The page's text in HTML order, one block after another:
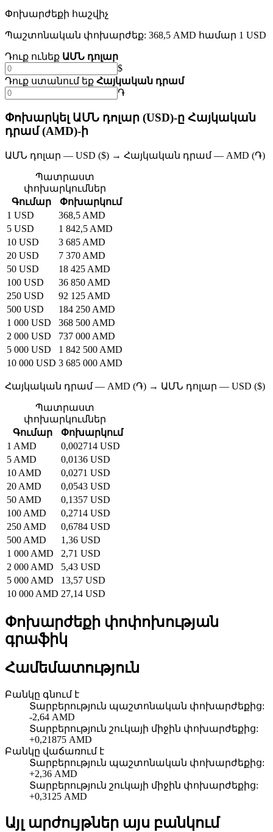
Փոխարժեքի հաշվիչ
Պաշտոնական փոխարժեք: 368,5 AMD համար 1 USD
Դուք ունեք ԱՄՆ դոլար
$
Դուք ստանում եք Հայկական դրամ
֏
Փոխարկել ԱՄՆ դոլար (USD)-ը Հայկական
դրամ (AMD)-ի
ԱՄՆ դոլար — USD ($) → Հայկական դրամ — AMD (֏)
Պատրաստ
փոխարկումներ
Գումար
Փոխարկում
1 USD
368,5 AMD
5 USD
1 842,5 AMD
10 USD
3 685 AMD
20 USD
7 370 AMD
50 USD
18 425 AMD
100 USD
36 850 AMD
250 USD
92 125 AMD
500 USD
184 250 AMD
1 000 USD
368 500 AMD
2 000 USD
737 000 AMD
5 000 USD
1 842 500 AMD
10 000 USD 3 685 000 AMD
Հայկական դրամ — AMD (֏) → ԱՄՆ դոլար — USD ($)
Պատրաստ
փոխարկումներ
Գումար
Փոխարկում
1 AMD
0,002714 USD
5 AMD
0,0136 USD
10 AMD
0,0271 USD
20 AMD
0,0543 USD
50 AMD
0,1357 USD
100 AMD
0,2714 USD
250 AMD
0,6784 USD
500 AMD
1,36 USD
1 000 AMD
2,71 USD
2 000 AMD
5,43 USD
5 000 AMD
13,57 USD
10 000 AMD 27,14 USD
Փոխարժեքի փոփոխության
գրաֆիկ
Համեմատություն
Բանկը գնում է
Տարբերություն պաշտոնական փոխարժեքից:
-2,64 AMD
Տարբերություն շուկայի միջին փոխարժեքից:
+0,21875 AMD
Բանկը վաճառում է
Տարբերություն պաշտոնական փոխարժեքից:
+2,36 AMD
Տարբերություն շուկայի միջին փոխարժեքից:
+0,3125 AMD
Այլ արժույթներ այս բանկում